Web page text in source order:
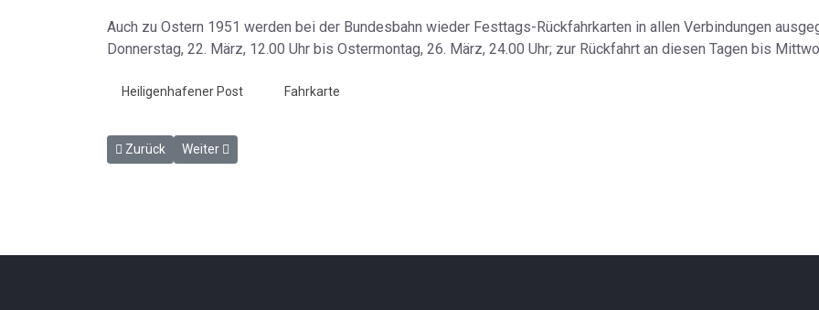
Auch zu Ostern 1951 werden bei der Bundesbahn wieder Festtags-Rückfahrkarten in allen Verbindungen
Donnerstag, 22. März, 12.00 Uhr bis Ostermontag, 26. März, 24.00 Uhr; zur Rückfahrt an diesen Tagen bis
Heiligenhafener Post Fahrkarte
Vorheriger Beitrag: Wir gratulieren - HP 9.3.1951
Zurück Nächster Beitrag: In wenigen Zeilen - HP 30.3.1951
Weiter